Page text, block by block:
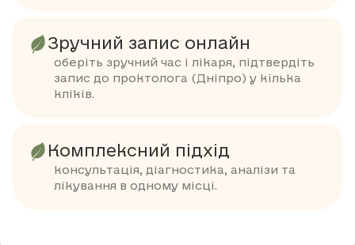
Зручний запис онлайн
оберіть зручний час і лікаря, підтвердіть
запис до проктолога (Дніпро) у кілька
кліків.
Комплексний підхід
консультація, діагностика, аналізи та
лікування в одному місці.